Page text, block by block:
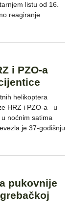
listu od 16.
reagiranje
i PZO-a
helikoptera
HRZ i PZO-a u
noćnim satima
je 37-godišnju
pukovnije